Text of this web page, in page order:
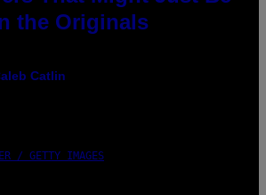
the Originals
Catlin
/ GETTY IMAGES